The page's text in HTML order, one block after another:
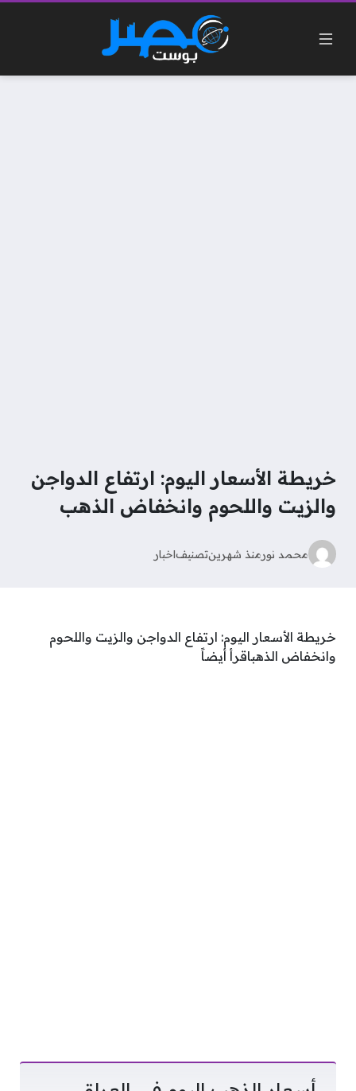
خريطة الأسعار اليوم: ارتفاع الدواجن
والزيت واللحوم وانخفاض الذهب
محمد نورمنذ شهرينتصنيفاخبار
خريطة الأسعار اليوم: ارتفاع الدواجن والزيت واللحوم
وانخفاض الذهباقرأ أيضاً